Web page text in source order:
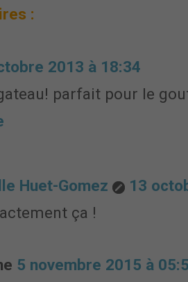
:
2013 à 18:34
parfait pour le
Huet-Gomez
13
ça !
5 novembre 2015 à